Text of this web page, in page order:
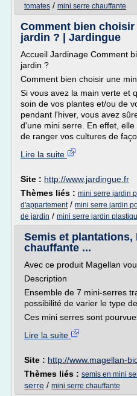
tomates / mini serre chauffante
Comment bien
jardin ? | Jardingue
Accueil Jardinage Comment
jardin ?
Comment bien choisir une
Si vous avez la main verte et
soin de vos plantes et/ou de
pendant l'hiver, vous avez
d'une mini serre. En effet,
de ranger vos cultures de
Lire la suite
Site : http://www.jardingue.fr
Thèmes liés : mini serre jardin
d'appartement/ mini serre jardin
de jardin / mini serre jardin
Semis et plantations,
chauffante ...
Avec ce produit Magellan
Description
Ensemble de 7 mini-serres
possibilité de varier le type
Ces mini serres sont
Lire la suite
Site : http://www.magellan-
Thèmes liés : semis en mini
serre / mini serre chauffante